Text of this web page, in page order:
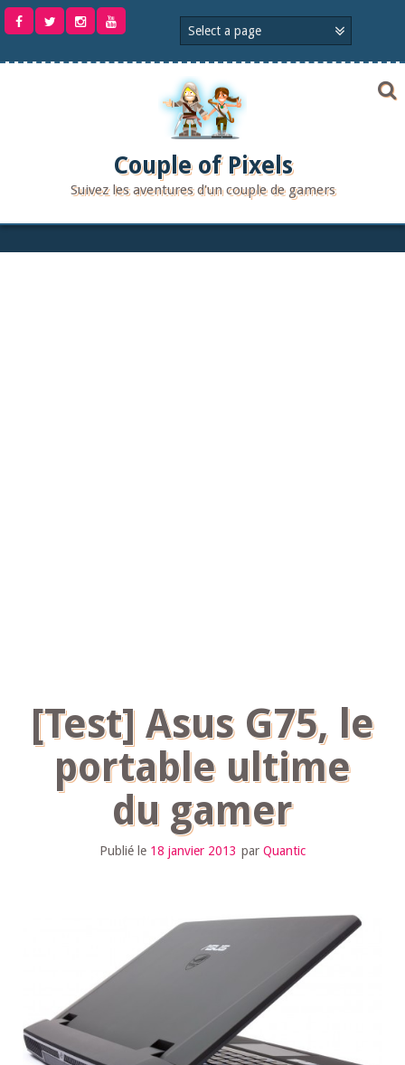
Aller
Couple of Pixels
Suivez les aventures d'un couple de gamers
[Test] Asus G75, le
portable ultime
du gamer
Publié le 18 janvier 2013 par Quantic